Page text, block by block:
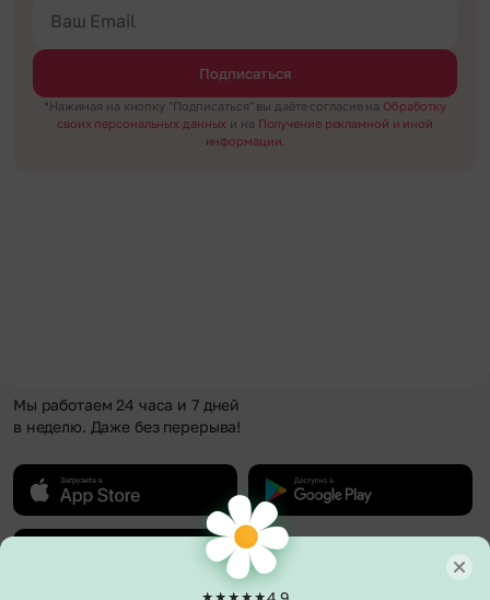
Подписаться
*Нажимая на кнопку "Подписаться" вы даёте согласие на Обработку
своих персональных данных и на Получение рекламной и иной
информации.
Мы работаем 24 часа и 7 дней
в неделю. Даже без перерыва!